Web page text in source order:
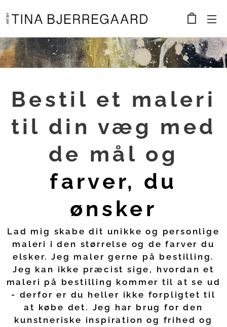
Bestil et maleri
til din væg med
de mål og
farver, du
ønsker
Lad mig skabe dit unikke og personlige
maleri i den størrelse og de farver du
elsker. Jeg maler gerne på bestilling.
Jeg kan ikke præcist sige, hvordan et
maleri på bestilling kommer til at se ud
- derfor er du heller ikke forpligtet til
at købe det. Jeg har brug for den
kunstneriske inspiration og frihed og